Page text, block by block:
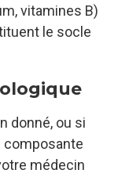
vitamines B)
le socle
donné, ou si
composante
médecin